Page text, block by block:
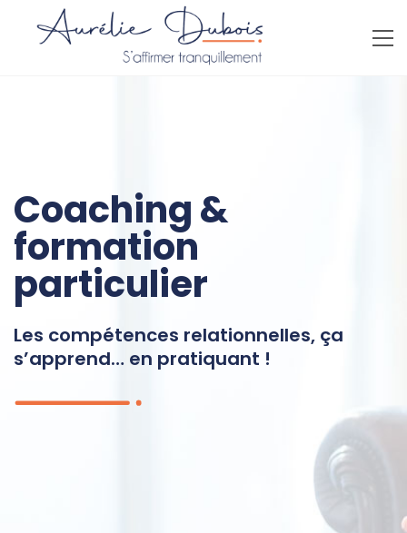
Coaching &
formation
particulier
Les compétences relationnelles, ça
s’apprend… en pratiquant !